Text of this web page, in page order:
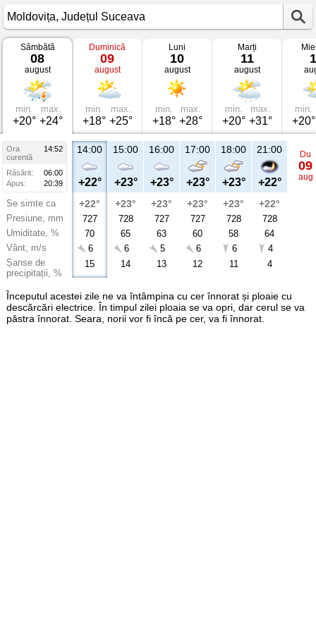
Vremea
Moldovița
Județul
Suceava
Sâmbătă
08
august
min.
+20°
max.
+24°
Duminică
09
august
min.
+18°
max.
+25°
Luni
10
august
min.
+18°
max.
+28°
Marți
11
august
min.
+20°
max.
+31°
min.
+20°
Ora
14:52
curentă
Răsărit:
06:00
Apus:
20:39
Se simte ca
Presiune, mm
Umiditate, %
Vânt, m/s
Șanse de
precipitații, %
14:00
+22°
+22°
727
70
6
15
15:00
+23°
+23°
728
65
6
14
16:00
+23°
+23°
727
63
5
13
17:00
+23°
+23°
727
60
6
12
18:00
+23°
+23°
728
58
6
11
21:00
+22°
+22°
728
64
4
4
Du
09
aug
Începutul acestei zile ne va întâmpina cu cer înnorat și ploaie cu
descărcări electrice. În timpul zilei ploaia se va opri, dar cerul se va
păstra înnorat. Seara, norii vor fi încă pe cer, va fi înnorat.